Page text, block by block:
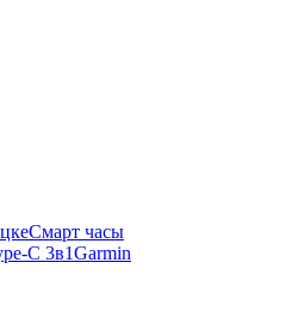
Смарт часы
Garmin